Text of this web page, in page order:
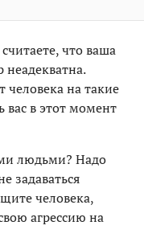
что ваша
неадекватна.
на такие
вас в этот момент
людьми? Надо
задаваться
человека,
агрессию на